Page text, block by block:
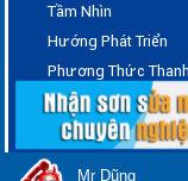
Tầm Nhìn
Hướng Phát Triển
Phương Thức
Chính Sách Giao
Chính Sách Đổi Trả
Chính Sách Bảo Mật
Mr Dũng